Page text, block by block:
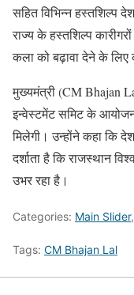
सहित विभिन्न हस्तशिल्प
राज्य के हस्तशिल्प
कला को बढ़ावा देने के लिए
मुख्यमंत्री (CM Bhajan
इन्वेस्टमेंट समिट के आयोजन
मिलेगी। उन्होंने कहा कि
दर्शाता है कि राजस्थान
उभर रहा है।
Categories: Main Slider,
Tags: CM Bhajan Lal